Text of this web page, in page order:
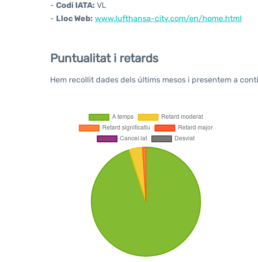
- Codi IATA: VL
- Lloc Web: www.lufthansa-city.com/en/home.html
Puntualitat i retards
Hem recollit dades dels últims mesos i presentem a